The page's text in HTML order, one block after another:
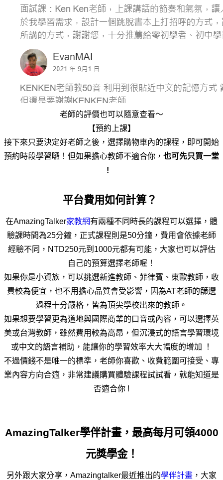
老師的評價也可以隨意查看～
【預約上課】
接下來只要決定好老師之後，選擇購物車內的課程，即可開始
預約時段學習囉！但如果擔心教師不適合你， 也可先只買一堂
!
平台費用如何計算？
在AmazingTalker家教網有兩種不同時長的課程可以選擇，體
驗課時間為25分鐘，正式課程則是50分鐘，費用會依據老師
經驗不同，NTD250元到1000元都有可能，大家也可以評估
自己的預算選擇老師喔！
如果你是小資族，可以挑選新進教師、菲律賓、東歐教師，收
費較為便宜，也不用擔心品質會受影響，因為AT老師的篩選
過程十分嚴格，皆為頂尖學校出來的教師。
如果想要學習更為道地與國際商業的口音或內容，可以選擇英
美或台灣教師，雖然費用較為高昂，但沉浸式的語言學習環境
或中文的語言補助，能讓你的學習效率大大幅度的增加 ！
不過價錢不是唯一的標準，老師你喜歡、收費範圍可接受、專
業內容方向合適，非常建議購買體驗課程試試看，就能知道是
否適合你 !
AmazingTalker學伴計畫，最高每月可領4000
元獎學金！
另外跟大家分享，Amazingtalker最近推出的學伴計畫 ，大家